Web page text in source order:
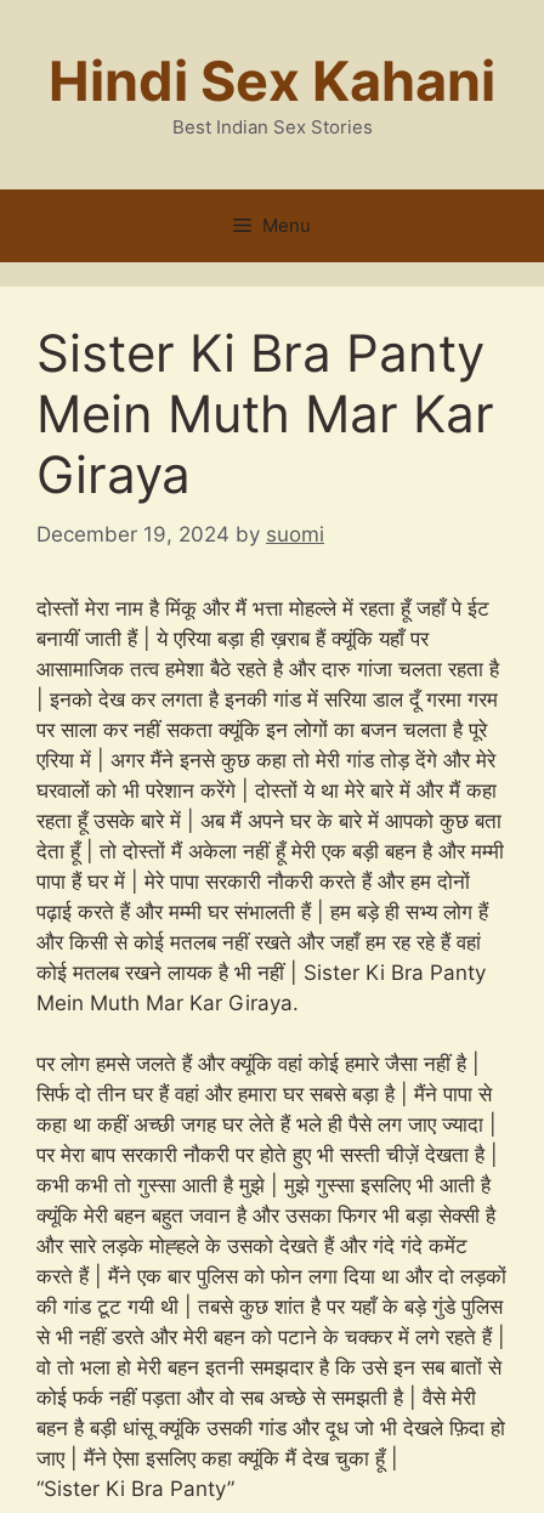
contentHindi Sex Kahani
Best Indian Sex Stories
Menu
Sister Ki Bra Panty
Mein Muth Mar Kar
Giraya
December 19, 2024 by suomi
दोस्तों मेरा नाम है मिंकू और मैं भत्ता मोहल्ले में रहता हूँ जहाँ पे ईट
बनायीं जाती हैं | ये एरिया बड़ा ही ख़राब हैं क्यूंकि यहाँ पर
आसामाजिक तत्व हमेशा बैठे रहते है और दारु गांजा चलता रहता है
| इनको देख कर लगता है इनकी गांड में सरिया डाल दूँ गरमा गरम
पर साला कर नहीं सकता क्यूंकि इन लोगों का बजन चलता है पूरे
एरिया में | अगर मैंने इनसे कुछ कहा तो मेरी गांड तोड़ देंगे और मेरे
घरवालों को भी परेशान करेंगे | दोस्तों ये था मेरे बारे में और मैं कहा
रहता हूँ उसके बारे में | अब मैं अपने घर के बारे में आपको कुछ बता
देता हूँ | तो दोस्तों मैं अकेला नहीं हूँ मेरी एक बड़ी बहन है और मम्मी
पापा हैं घर में | मेरे पापा सरकारी नौकरी करते हैं और हम दोनों
पढ़ाई करते हैं और मम्मी घर संभालती हैं | हम बड़े ही सभ्य लोग हैं
और किसी से कोई मतलब नहीं रखते और जहाँ हम रह रहे हैं वहां
कोई मतलब रखने लायक है भी नहीं | Sister Ki Bra Panty
Mein Muth Mar Kar Giraya.
पर लोग हमसे जलते हैं और क्यूंकि वहां कोई हमारे जैसा नहीं है |
सिर्फ दो तीन घर हैं वहां और हमारा घर सबसे बड़ा है | मैंने पापा से
कहा था कहीं अच्छी जगह घर लेते हैं भले ही पैसे लग जाए ज्यादा |
पर मेरा बाप सरकारी नौकरी पर होते हुए भी सस्ती चीज़ें देखता है |
कभी कभी तो गुस्सा आती है मुझे | मुझे गुस्सा इसलिए भी आती है
क्यूंकि मेरी बहन बहुत जवान है और उसका फिगर भी बड़ा सेक्सी है
और सारे लड़के मोह्हले के उसको देखते हैं और गंदे गंदे कमेंट
करते हैं | मैंने एक बार पुलिस को फोन लगा दिया था और दो लड़कों
की गांड टूट गयी थी | तबसे कुछ शांत है पर यहाँ के बड़े गुंडे पुलिस
से भी नहीं डरते और मेरी बहन को पटाने के चक्कर में लगे रहते हैं |
वो तो भला हो मेरी बहन इतनी समझदार है कि उसे इन सब बातों से
कोई फर्क नहीं पड़ता और वो सब अच्छे से समझती है | वैसे मेरी
बहन है बड़ी धांसू क्यूंकि उसकी गांड और दूध जो भी देखले फ़िदा हो
जाए | मैंने ऐसा इसलिए कहा क्यूंकि मैं देख चुका हूँ |
“Sister Ki Bra Panty”